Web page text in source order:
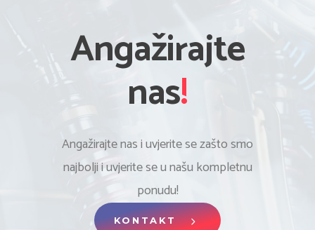
Angažirajte
nas!
Angažirajte nas i uvjerite se zašto smo
najbolji i uvjerite se u našu kompletnu
ponudu!
KONTAKT